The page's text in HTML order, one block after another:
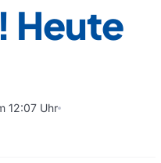
Heute
12:07 Uhr